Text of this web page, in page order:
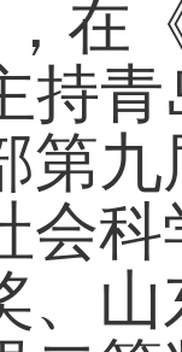
在
持
第
会
、